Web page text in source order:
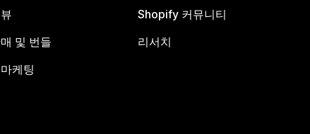
및 번들
케팅
Shopify 커뮤니티
리서치